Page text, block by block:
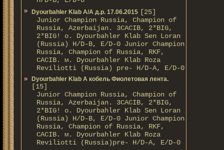
Dyourbahler Klab A/А д.р. 17.06.2015 [25]
Junior Champion Russia, Champion of
Russia, Azerbaijan. 3CACIB, 2*BIG,
2*BIG! о. Dyourbahler Klab Sen Loran
(Russia) H/D-B, E/D-0 Junior Champion
Russia, Champion of Russia, RKF,
CACIB. м. Dyourbahler Klab Roza
Reviliotti (Russia) pre- H/D-A, E/D-0
Dyourbahler Klab A кобель Фиолетовая лента.
[15]
Junior Champion Russia, Champion of
Russia, Azerbaijan. 3CACIB, 2*BIG,
2*BIG! о. Dyourbahler Klab Sen Loran
(Russia) H/D-B, E/D-0 Junior Champion
Russia, Champion of Russia, RKF,
CACIB. м. Dyourbahler Klab Roza
Reviliotti (Russia)pre- H/D-A, E/D-0